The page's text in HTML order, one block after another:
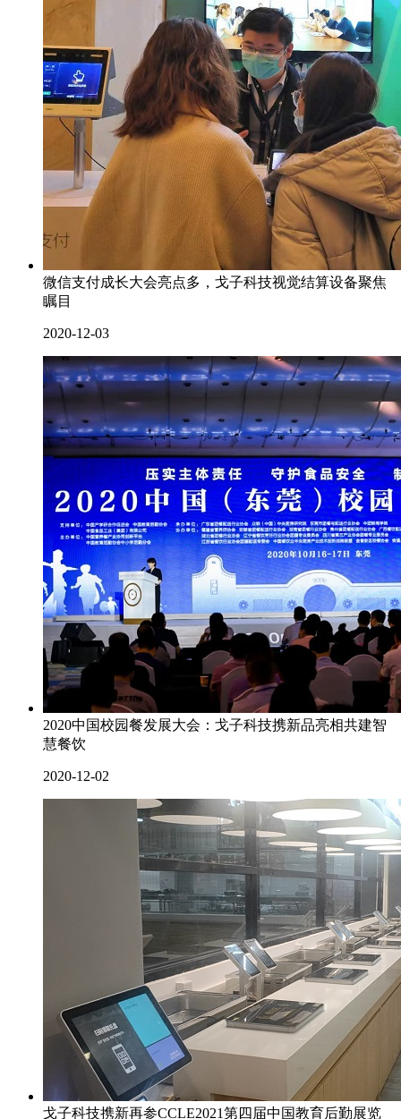
微信支付成长大会亮点多，戈子科技视觉结算设备聚焦
瞩目
2020-12-03
2020中国校园餐发展大会：戈子科技携新品亮相共建智
慧餐饮
2020-12-02
戈子科技携新再参CCLE2021第四届中国教育后勤展览